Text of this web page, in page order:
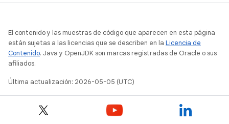
El contenido y las muestras de código que aparecen en esta página
están sujetas a las licencias que se describen en la Licencia de
Contenido. Java y OpenJDK son marcas registradas de Oracle o sus
afiliados.
Última actualización: 2026-05-05 (UTC)